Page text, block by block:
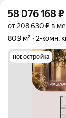
58 076 168₽
от 208 630 ₽ в
80,9 м²
2-комн.
новостройка